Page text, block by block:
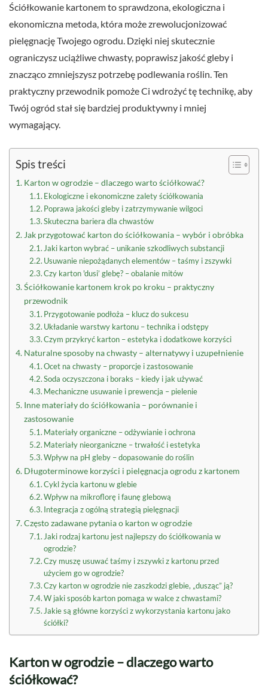
Ściółkowanie kartonem to sprawdzona, ekologiczna i
ekonomiczna metoda, która może zrewolucjonizować
pielęgnację Twojego ogrodu. Dzięki niej skutecznie
ograniczysz uciążliwe chwasty, poprawisz jakość gleby i
znacząco zmniejszysz potrzebę podlewania roślin. Ten
praktyczny przewodnik pomoże Ci wdrożyć tę technikę, aby
Twój ogród stał się bardziej produktywny i mniej
wymagający.
Spis treści
Karton w ogrodzie – dlaczego warto ściółkować?
Ekologiczne i ekonomiczne zalety ściółkowania
Poprawa jakości gleby i zatrzymywanie wilgoci
Skuteczna bariera dla chwastów
Jak przygotować karton do ściółkowania – wybór i obróbka
Jaki karton wybrać – unikanie szkodliwych substancji
Usuwanie niepożądanych elementów – taśmy i zszywki
Czy karton 'dusi’ glebę? – obalanie mitów
Ściółkowanie kartonem krok po kroku – praktyczny
przewodnik
Przygotowanie podłoża – klucz do sukcesu
Układanie warstwy kartonu – technika i odstępy
Czym przykryć karton – estetyka i dodatkowe korzyści
Naturalne sposoby na chwasty – alternatywy i uzupełnienie
Ocet na chwasty – proporcje i zastosowanie
Soda oczyszczona i boraks – kiedy i jak używać
Mechaniczne usuwanie i prewencja – pielenie
Inne materiały do ściółkowania – porównanie i
zastosowanie
Materiały organiczne – odżywianie i ochrona
Materiały nieorganiczne – trwałość i estetyka
Wpływ na pH gleby – dopasowanie do roślin
Długoterminowe korzyści i pielęgnacja ogrodu z kartonem
Cykl życia kartonu w glebie
Wpływ na mikroflorę i faunę glebową
Integracja z ogólną strategią pielęgnacji
Często zadawane pytania o karton w ogrodzie
Jaki rodzaj kartonu jest najlepszy do ściółkowania w
ogrodzie?
Czy muszę usuwać taśmy i zszywki z kartonu przed
użyciem go w ogrodzie?
Czy karton w ogrodzie nie zaszkodzi glebie, „dusząc” ją?
W jaki sposób karton pomaga w walce z chwastami?
Jakie są główne korzyści z wykorzystania kartonu jako
ściółki?
Karton w ogrodzie – dlaczego warto
ściółkować?